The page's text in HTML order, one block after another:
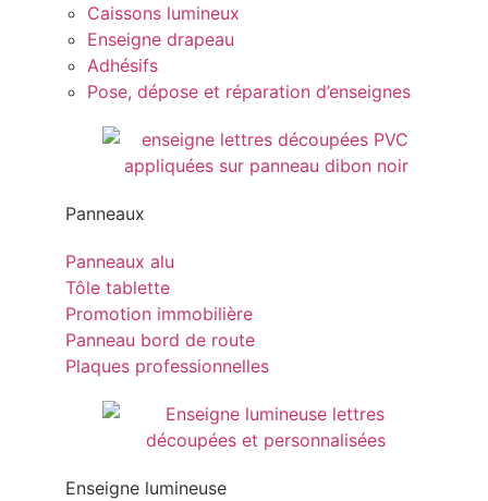
Caissons lumineux
Enseigne drapeau
Adhésifs
Pose, dépose et réparation d’enseignes
Panneaux
Panneaux alu
Tôle tablette
Promotion immobilière
Panneau bord de route
Plaques professionnelles
Enseigne lumineuse